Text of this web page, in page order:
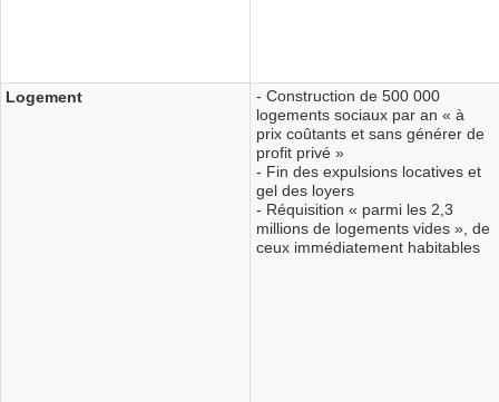
Logement
- Construction de 500 000
logements sociaux par an « à
prix coûtants et sans générer de
profit privé »
- Fin des expulsions locatives et
gel des loyers
- Réquisition « parmi les 2,3
millions de logements vides », de
ceux immédiatement habitables